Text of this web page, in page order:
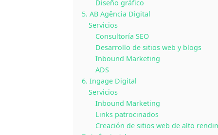
Diseño gráfico
5. AB Agência Digital
Servicios
Consultoría SEO
Desarrollo de sitios web y blogs
Inbound Marketing
ADS
6. Ingage Digital
Servicios
Inbound Marketing
Links patrocinados
Creación de sitios web de alto